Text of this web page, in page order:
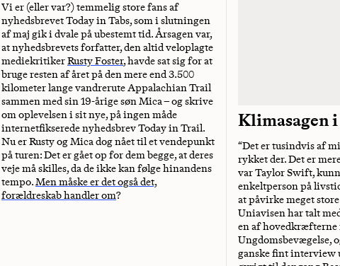
Vi er (eller var?) temmelig store fans af
nyhedsbrevet Today in Tabs, som i slutningen
af maj gik i dvale på ubestemt tid. Årsagen var,
at nyhedsbrevets forfatter, den altid veloplagte
mediekritikerRusty Foster, havde sat sig for at
bruge resten af året på den mere end 3.500
kilometer lange vandrerute Appalachian Trail
sammen med sin 19-årige søn Mica – og skrive
om oplevelsen i sit nye, på ingen måde
internetfikserede nyhedsbrev Today in Trail.
Nu er Rusty og Mica dog nået til et vendepunkt
på turen: Det er gået op for dem begge, at deres
veje må skilles, da de ikke kan følge hinandens
tempo.Men måske er det også det,
forældreskab handler om?
Klimasagen i
“Det er tusindvis af
rykket der. Det er
var Taylor Swift,
enkeltperson på
at påvirke meget
Uniavisen har talt
en af hovedkræfterne
Ungdomsbevægelse,
ganske fint interview